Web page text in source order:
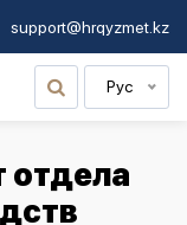
support@hrqyzmet.kz
Рус
отдела